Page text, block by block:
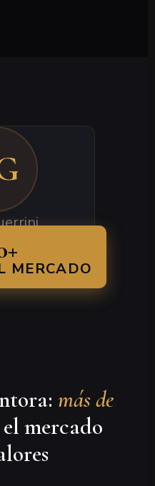
· Fort
FL
MERCADO
más de
el mercado